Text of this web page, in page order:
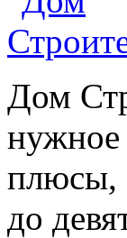
Дом
нужное
плюсы,
до